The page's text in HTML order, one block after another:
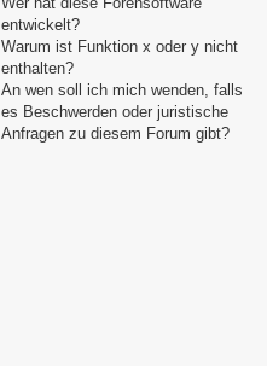
entwickelt?
Warum ist Funktion x oder y nicht
enthalten?
An wen soll ich mich wenden, falls
es Beschwerden oder juristische
Anfragen zu diesem Forum gibt?